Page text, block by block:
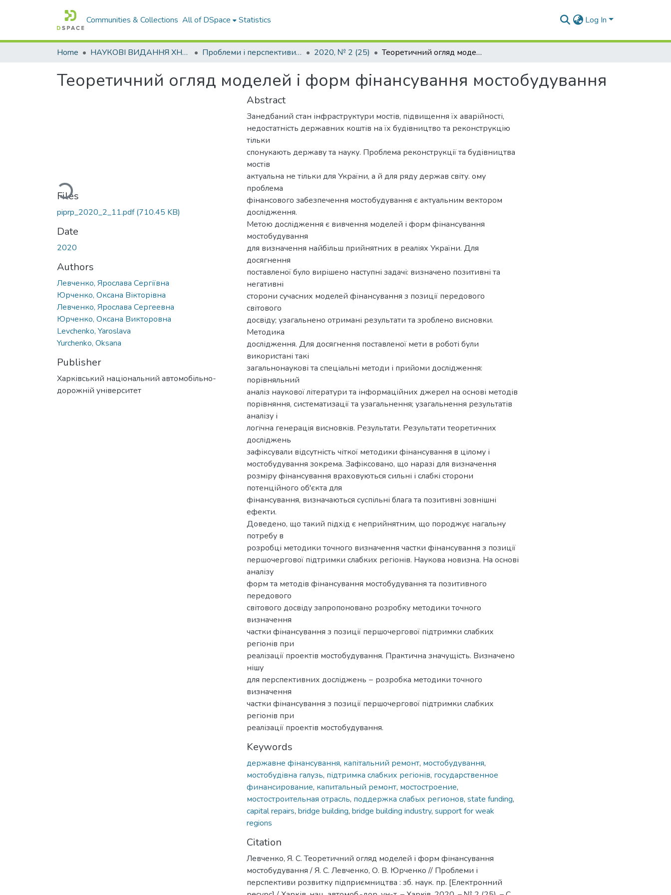
Communities & Collections All of DSpace Statistics Log In
Home НАУКОВІ ВИДАННЯ ХНАДУ Проблеми і перспективи розвитку підприємництва 2020, № 2 (25) Теоретичний огляд моделей і форм фінансування мостобудування
Теоретичний огляд моделей і форм фінансування мостобудування
Loading...
Files
piprp_2020_2_11.pdf(710.45 KB)
Date
2020
Authors
Левченко, Ярослава Сергіївна
Юрченко, Оксана Вікторівна
Левченко, Ярослава Сергеевна
Юрченко, Оксана Викторовна
Levchenko, Yaroslava
Yurchenko, Oksana
Publisher
Харківський національний автомобільно-
дорожній університет
Abstract
Занедбаний стан інфраструктури мостів, підвищення їх аварійності,
недостатність державних коштів на їх будівництво та реконструкцію
тільки
спонукають державу та науку. Проблема реконструкції та будівництва
мостів
актуальна не тільки для України, а й для ряду держав світу. ому
проблема
фінансового забезпечення мостобудування є актуальним вектором
дослідження.
Метою дослідження є вивчення моделей і форм фінансування
мостобудування
для визначення найбільш прийнятних в реаліях України. Для
досягнення
поставленої було вирішено наступні задачі: визначено позитивні та
негативні
сторони сучасних моделей фінансування з позиції передового
світового
досвіду; узагальнено отримані результати та зроблено висновки.
Методика
дослідження. Для досягнення поставленої мети в роботі були
використані такі
загальнонаукові та спеціальні методи і прийоми дослідження:
порівняльний
аналіз наукової літератури та інформаційних джерел на основі методів
порівняння, систематизації та узагальнення; узагальнення результатів
аналізу і
логічна генерація висновків. Результати. Результати теоретичних
досліджень
зафіксували відсутність чіткої методики фінансування в цілому і
мостобудування зокрема. Зафіксовано, що наразі для визначення
розміру фінансування враховуються сильні і слабкі сторони
потенційного об'єкта для
фінансування, визначаються суспільні блага та позитивні зовнішні
ефекти.
Доведено, що такий підхід є неприйнятним, що породжує нагальну
потребу в
розробці методики точного визначення частки фінансування з позиції
першочергової підтримки слабких регіонів. Наукова новизна. На основі
аналізу
форм та методів фінансування мостобудування та позитивного
передового
світового досвіду запропоновано розробку методики точного
визначення
частки фінансування з позиції першочергової підтримки слабких
регіонів при
реалізації проектів мостобудування. Практична значущість. Визначено
нішу
для перспективних досліджень − розробка методики точного
визначення
частки фінансування з позиції першочергової підтримки слабких
регіонів при
реалізації проектів мостобудування.
Keywords
державне фінансування, капітальний ремонт, мостобудування,
мостобудівна галузь, підтримка слабких регіонів, государственное
финансирование, капитальный ремонт, мостостроение,
мостостроительная отрасль, поддержка слабых регионов, state funding,
capital repairs, bridge building, bridge building industry, support for weak
regions
Citation
Левченко, Я. С. Теоретичний огляд моделей і форм фінансування
мостобудування / Я. С. Левченко, О. В. Юрченко // Проблеми і
перспективи розвитку підприємництва : зб. наук. пр. [Електронний